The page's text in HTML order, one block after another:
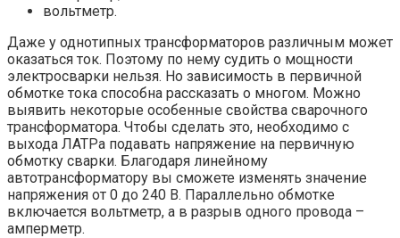
вольтметр.
Даже у однотипных трансформаторов различным может
оказаться ток. Поэтому по нему судить о мощности
электросварки нельзя. Но зависимость в первичной
обмотке тока способна рассказать о многом. Можно
выявить некоторые особенные свойства сварочного
трансформатора. Чтобы сделать это, необходимо с
выхода ЛАТРа подавать напряжение на первичную
обмотку сварки. Благодаря линейному
автотрансформатору вы сможете изменять значение
напряжения от 0 до 240 В. Параллельно обмотке
включается вольтметр, а в разрыв одного провода –
амперметр.